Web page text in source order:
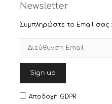
Newsletter
Συμπληρώστε το Email σας :
Αποδοχή GDPR